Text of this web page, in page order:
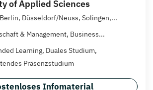
of Applied Sciences
Düsseldorf/Neuss, Solingen,...
& Management, Business...
Learning, Duales Studium,
Präsenzstudium
Infomaterial